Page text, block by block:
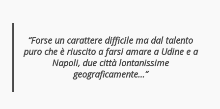
“Forse un carattere difficile ma dal talento
puro che è riuscito a farsi amare a Udine e a
Napoli, due città lontanissime
geograficamente…”